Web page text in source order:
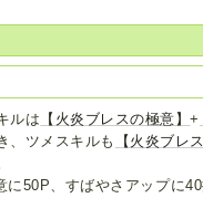
ルは 【火炎ブレスの極意】+
、ツメスキルも
【火炎ブレ
に50P、すばやさアップに